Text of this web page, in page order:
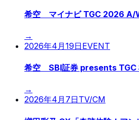
希空 マイナビ TGC 2026 A/
→
2026年4月19日EVENT
希空 SBI証券 presents TGC
→
2026年4月7日TV/CM